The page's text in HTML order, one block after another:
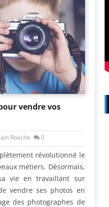
vendre vos
Roache 0
révolutionné le
métiers. Désormais,
vie en travaillant sur
vendre ses photos en
des photographes de